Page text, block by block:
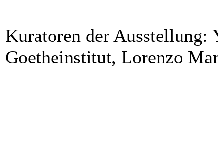
Kuratoren der Ausstellung:
Goetheinstitut, Lorenzo